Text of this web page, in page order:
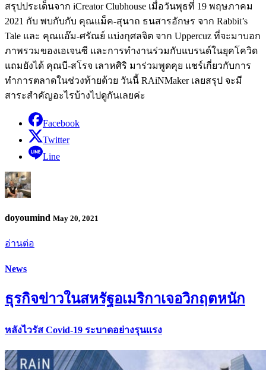
สรุปประเด็นจาก iCreator Clubhouse เมื่อวันพุธที่ 19 พฤษภาคม
2021 กับ พบกับกับ คุณแม็ค-สุนาถ ธนสารอักษร จาก Rabbit’s
Tale และ คุณแอ๊ม-ศรัณย์ แบ่งกุศลจิต จาก Uppercuz ที่จะมาบอก
ภาพรวมของเอเจนซี และการทำงานร่วมกับแบรนด์ในยุคโควิด
แถมยังได้ คุณบี-สโรจ เลาหศิริ มาร่วมพูดคุย แชร์เกี่ยวกับการ
ทำการตลาดในช่วงท้ายด้วย วันนี้ RAiNMaker เลยสรุป จะมี
สาระสำคัญอะไรบ้างไปดูกันเลยค่ะ
Facebook
Twitter
Line
doyoumind May 20, 2021
อ่านต่อ
News
ธุรกิจข่าวในสหรัฐอเมริกาเจอวิกฤตหนัก
หลังไวรัส Covid-19 ระบาดอย่างรุนเเรง